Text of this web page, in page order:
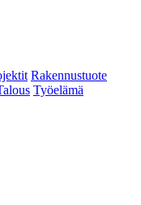
Rakennustuote
Työelämä